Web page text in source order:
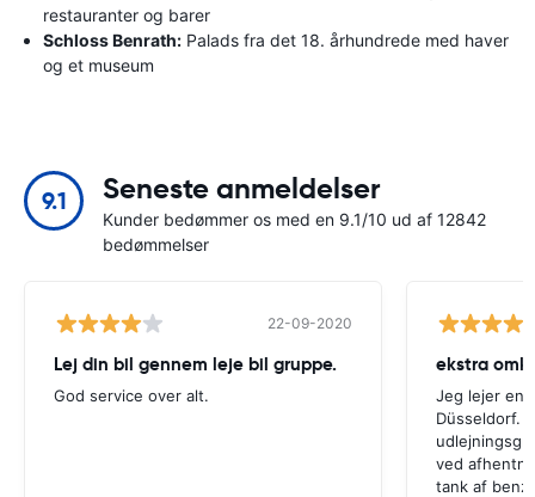
restauranter og barer
Schloss Benrath: Palads fra det 18. århundrede med haver
og et museum
9.1 Seneste anmeldelser
Kunder bedømmer os med en 9.1/10 ud af 12842
bedømmelser
22-09-2020
Lej din bil gennem leje bil gruppe.
God service over alt.
ekstra
Jeg lejer en
Düsseldorf.
ved
tank af